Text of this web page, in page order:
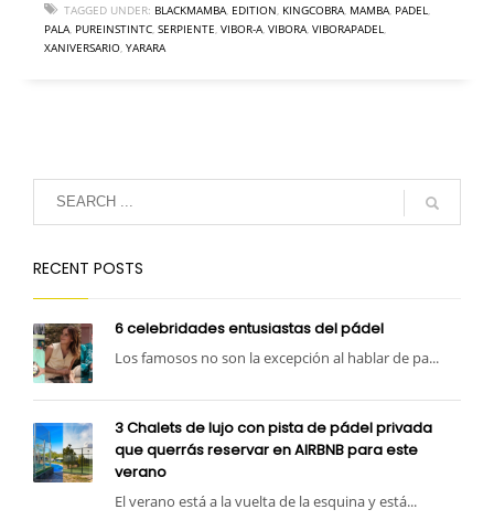
TAGGED UNDER: BLACKMAMBA EDITION KINGCOBRA MAMBA PADEL
PALA PUREINSTINTC SERPIENTE VIBOR-A VIBORA VIBORAPADEL
XANIVERSARIO YARARA
RECENT POSTS
6 celebridades entusiastas del pádel
Los famosos no son la excepción al hablar de pa...
3 Chalets de lujo con pista de pádel privada
que querrás reservar en AIRBNB para este
verano
El verano está a la vuelta de la esquina y está...